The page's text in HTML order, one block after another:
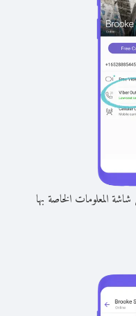
المعلومات الخاصة بها